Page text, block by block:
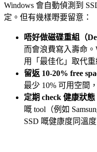
Windows 會自動偵測到
定。但有幾樣嘢要留意：
唔好做磁碟重組（
而會浪費寫入壽命。
用「最佳化」取代重
留返 10-20% free
最少 10% 可用空間
定期 check 健康狀態
嘅 tool（例如
SSD 嘅健康度同溫度